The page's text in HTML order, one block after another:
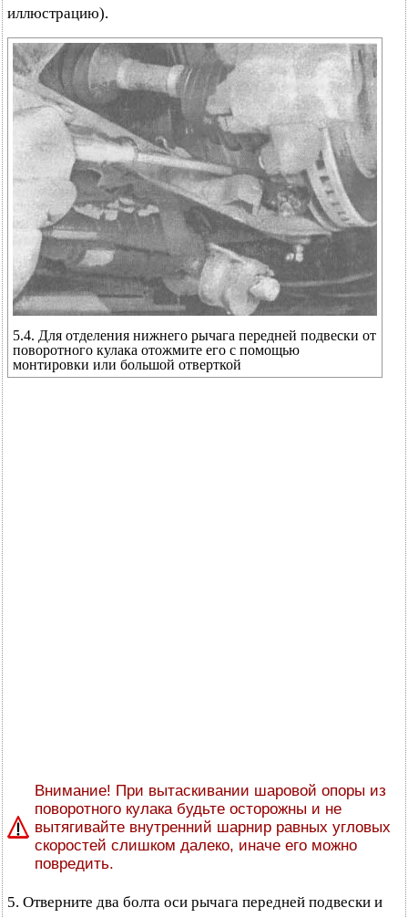
иллюстрацию).
5.4. Для отделения нижнего рычага передней подвески от
поворотного кулака отожмите его с помощью
монтировки или большой отверткой
Внимание! При вытаскивании шаровой опоры из
поворотного кулака будьте осторожны и не
вытягивайте внутренний шарнир равных угловых
скоростей слишком далеко, иначе его можно
повредить.
5. Отверните два болта оси рычага передней подвески и